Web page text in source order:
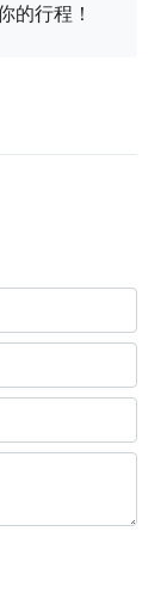
的行程！